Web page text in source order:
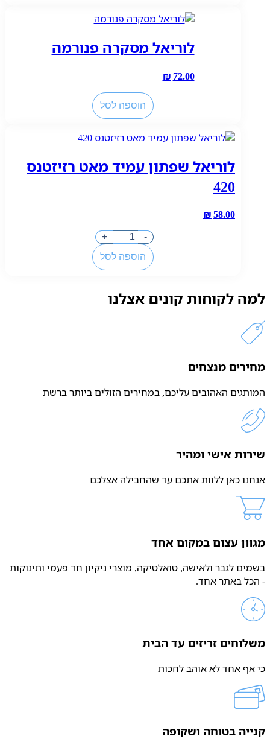
טלסקופיק
שחור
לוריאל מסקרה פנורמה
₪72.00
כמות
של
מסקרה
הוספה לסל
לוריאל שפתון עמיד מאט רזיזטנס
420
₪58.00
כמות
של
לוריאל
מאט
+
הוספה לסל
למה לקוחות קונים אצלנו
מחירים מנצחים
המותגים האהובים עליכם, במחירים הזולים ביותר ברשת
שירות אישי ומהיר
אנחנו כאן ללוות אתכם עד שהחבילה אצלכם
מגוון עצום במקום אחד
בשמים לגבר ולאישה, טואלטיקה, מוצרי ניקיון חד פעמי ותינוקות
- הכל באתר אחד.
משלוחים זריזים עד הבית
כי אף אחד לא אוהב לחכות
קנייה בטוחה ושקופה